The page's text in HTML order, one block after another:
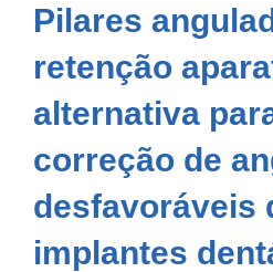
Pilares
retenção
alternativa
correção de
desfavoráveis
implantes